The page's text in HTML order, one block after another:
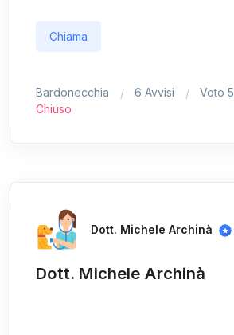
Chiama
Bardonecchia 6 Avvisi
Voto 5
Chiuso
Dott. Michele Archinà
Dott. Michele Archinà